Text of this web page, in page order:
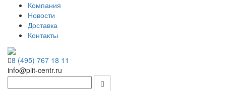
Компания
Новости
Доставка
Контакты
8 (495) 767 18 11
info@plit-centr.ru